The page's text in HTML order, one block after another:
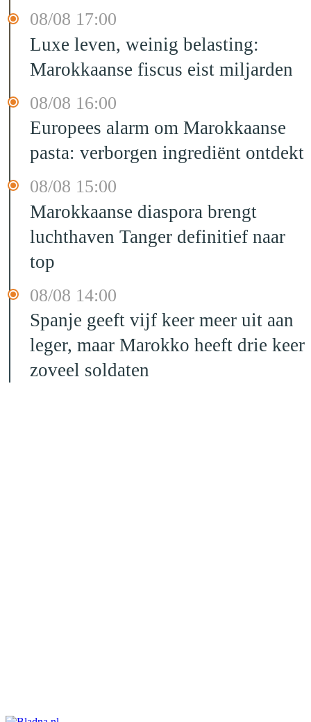
08/08 17:00
Luxe leven, weinig belasting:
Marokkaanse fiscus eist miljarden
08/08 16:00
Europees alarm om Marokkaanse
pasta: verborgen ingrediënt ontdekt
08/08 15:00
Marokkaanse diaspora brengt
luchthaven Tanger definitief naar
top
08/08 14:00
Spanje geeft vijf keer meer uit aan
leger, maar Marokko heeft drie keer
zoveel soldaten